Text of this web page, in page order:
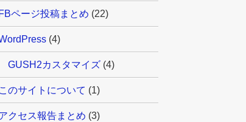
FBページ投稿まとめ (22)
(4)
GUSH2カスタマイズ (4)
このサイトについて (1)
クセス報告まとめ (3)